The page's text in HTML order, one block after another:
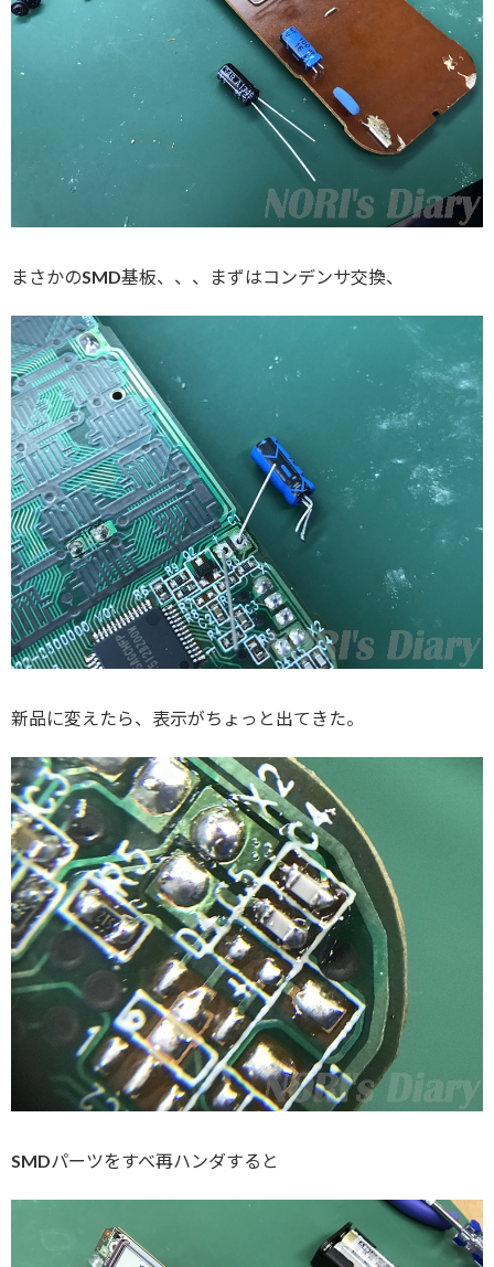
まさかのSMD基板、、、まずはコンデンサ交換、
新品に変えたら、表示がちょっと出てきた。
SMDパーツをすべ再ハンダすると